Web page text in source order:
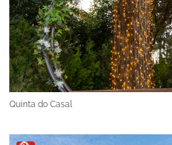
Quinta do Casal